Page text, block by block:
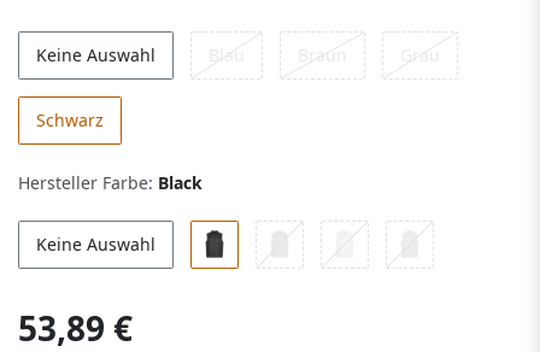
Keine Auswahl Blau Braun Grau
Schwarz
Hersteller Farbe: Black
Keine Auswahl
53,89 €